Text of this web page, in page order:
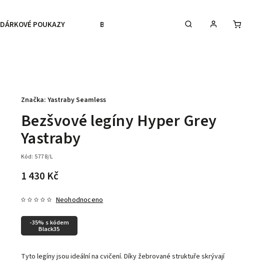
DÁRKOVÉ POUKAZY BLACK FRIDAY VÝPRODEJ
Bezšvové legíny Hyper Grey
Yastraby
Kód: 5778/L
1 430 Kč
-35% s kódem
Black35
Neohodnoceno
Tyto legíny jsou ideální na cvičení. Díky žebrované struktuře skrývají
Značka: Yastraby Seamless